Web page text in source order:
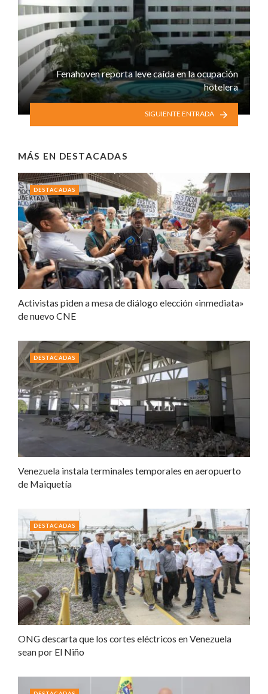
Fenahoven reporta leve caída en la ocupación
hotelera
SIGUIENTE ENTRADA
MÁS EN DESTACADAS
Activistas piden a mesa de diálogo elección «inmediata»
de nuevo CNE
DESTACADAS
Venezuela instala terminales temporales en aeropuerto
de Maiquetía
DESTACADAS
ONG descarta que los cortes eléctricos en Venezuela
sean por El Niño
DESTACADAS